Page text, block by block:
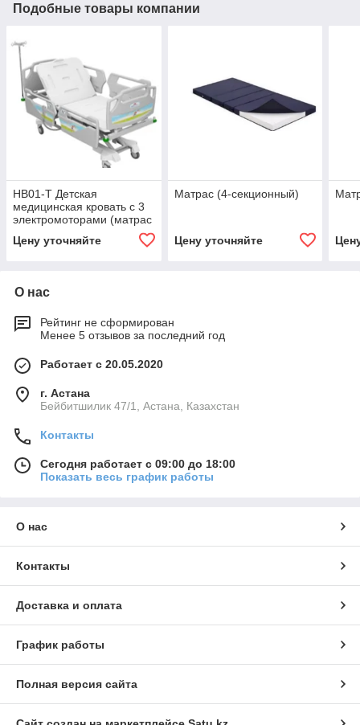
Подобные товары компании
HB01-T Детская
медицинская кровать c 3
электромоторами (матрас
и штатив для капельницы
в комплекте)
Цену уточняйте
Матрас (4-секционный)
Цену уточняйте
О нас
Рейтинг не сформирован
Менее 5 отзывов за последний год
Работает с 20.05.2020
г. Астана
Бейбитшилик 47/1, Астана, Казахстан
Контакты
Сегодня работает с 09:00 до 18:00
Показать весь график работы
О нас
Контакты
Доставка и оплата
График работы
Полная версия сайта